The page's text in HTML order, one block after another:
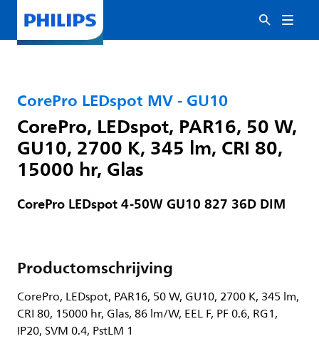
CorePro LEDspot MV - GU10
CorePro, LEDspot, PAR16, 50 W,
GU10, 2700 K, 345 lm, CRI 80,
15000 hr, Glas
CorePro LEDspot 4-50W GU10 827 36D DIM
Productomschrijving
CorePro, LEDspot, PAR16, 50 W, GU10, 2700 K, 345 lm,
CRI 80, 15000 hr, Glas, 86 lm/W, EEL F, PF 0.6, RG1,
IP20, SVM 0.4, PstLM 1